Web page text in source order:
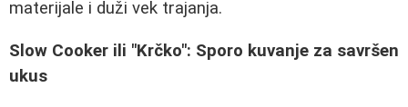
materijale i duži vek trajanja.
Slow Cooker ili "Krčko": Sporo kuvanje za savršen
ukus